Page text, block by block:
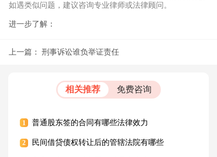
如遇类似问题，建议咨询专业律师或法律顾问。
进一步了解：
上一篇： 刑事诉讼谁负举证责任
相关推荐 免费咨询
1 普通股东签的合同有哪些法律效力
2 民间借贷债权转让后的管辖法院有哪些